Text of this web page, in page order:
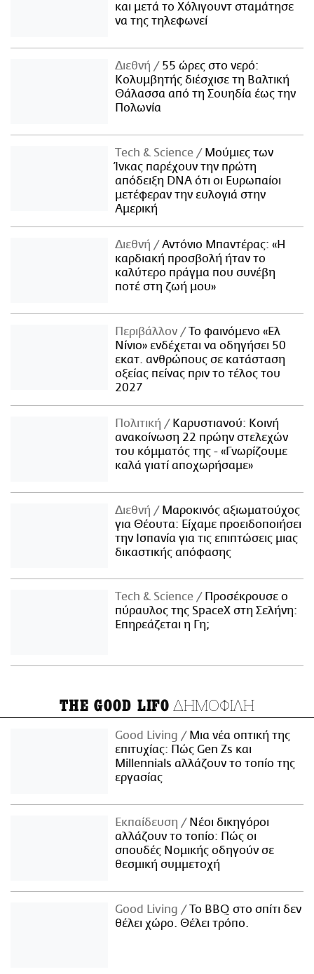
και μετά το Χόλιγουντ σταμάτησε
να της τηλεφωνεί
Διεθνή
55 ώρες στο νερό:
Κολυμβητής διέσχισε τη Βαλτική
Θάλασσα από τη Σουηδία έως την
Πολωνία
Τech & Science
Μούμιες των
Ίνκας παρέχουν την πρώτη
απόδειξη DNA ότι οι Ευρωπαίοι
μετέφεραν την ευλογιά στην
Αμερική
Διεθνή
Αντόνιο Μπαντέρας: «Η
καρδιακή προσβολή ήταν το
καλύτερο πράγμα που συνέβη
ποτέ στη ζωή μου»
Περιβάλλον
Το φαινόμενο «Ελ
Νίνιο» ενδέχεται να οδηγήσει 50
εκατ. ανθρώπους σε κατάσταση
οξείας πείνας πριν το τέλος του
2027
Πολιτική
Καρυστιανού: Κοινή
ανακοίνωση 22 πρώην στελεχών
του κόμματός της - «Γνωρίζουμε
καλά γιατί αποχωρήσαμε»
Διεθνή
Μαροκινός αξιωματούχος
για Θέουτα: Είχαμε προειδοποιήσει
την Ισπανία για τις επιπτώσεις μιας
δικαστικής απόφασης
Τech & Science
Προσέκρουσε ο
πύραυλος της SpaceX στη Σελήνη:
Επηρεάζεται η Γη;
THE GOOD LIFO ΔΗΜΟΦΙΛΗ
Good Living
Μια νέα οπτική της
επιτυχίας: Πώς Gen Zs και
Millennials αλλάζουν το τοπίο της
εργασίας
Εκπαίδευση
Νέοι δικηγόροι
αλλάζουν το τοπίο: Πώς οι
σπουδές Νομικής οδηγούν σε
θεσμική συμμετοχή
Good Living
Το BBQ στο σπίτι δεν
θέλει χώρο. Θέλει τρόπο.